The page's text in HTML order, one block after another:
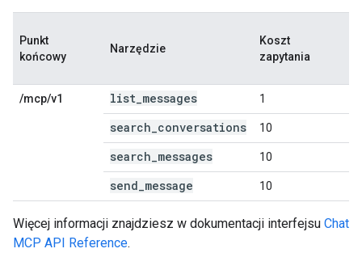
Punkt
końcowy
Narzędzie
Koszt
zapytania
/mcp/v1 list_messages 1
search_conversations 10
search_messages 10
send_message 10
Więcej informacji znajdziesz w dokumentacji interfejsu Chat
MCP API Reference.